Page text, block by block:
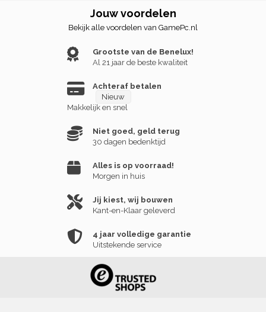
Jouw voordelen
Bekijk alle voordelen van GamePc.nl
Grootste van de Benelux!
Al 21 jaar de beste kwaliteit
Achteraf betalen
Nieuw
Makkelijk en snel
Niet goed, geld terug
30 dagen bedenktijd
Alles is op voorraad!
Morgen in huis
Jij kiest, wij bouwen
Kant-en-Klaar geleverd
4 jaar volledige garantie
Uitstekende service